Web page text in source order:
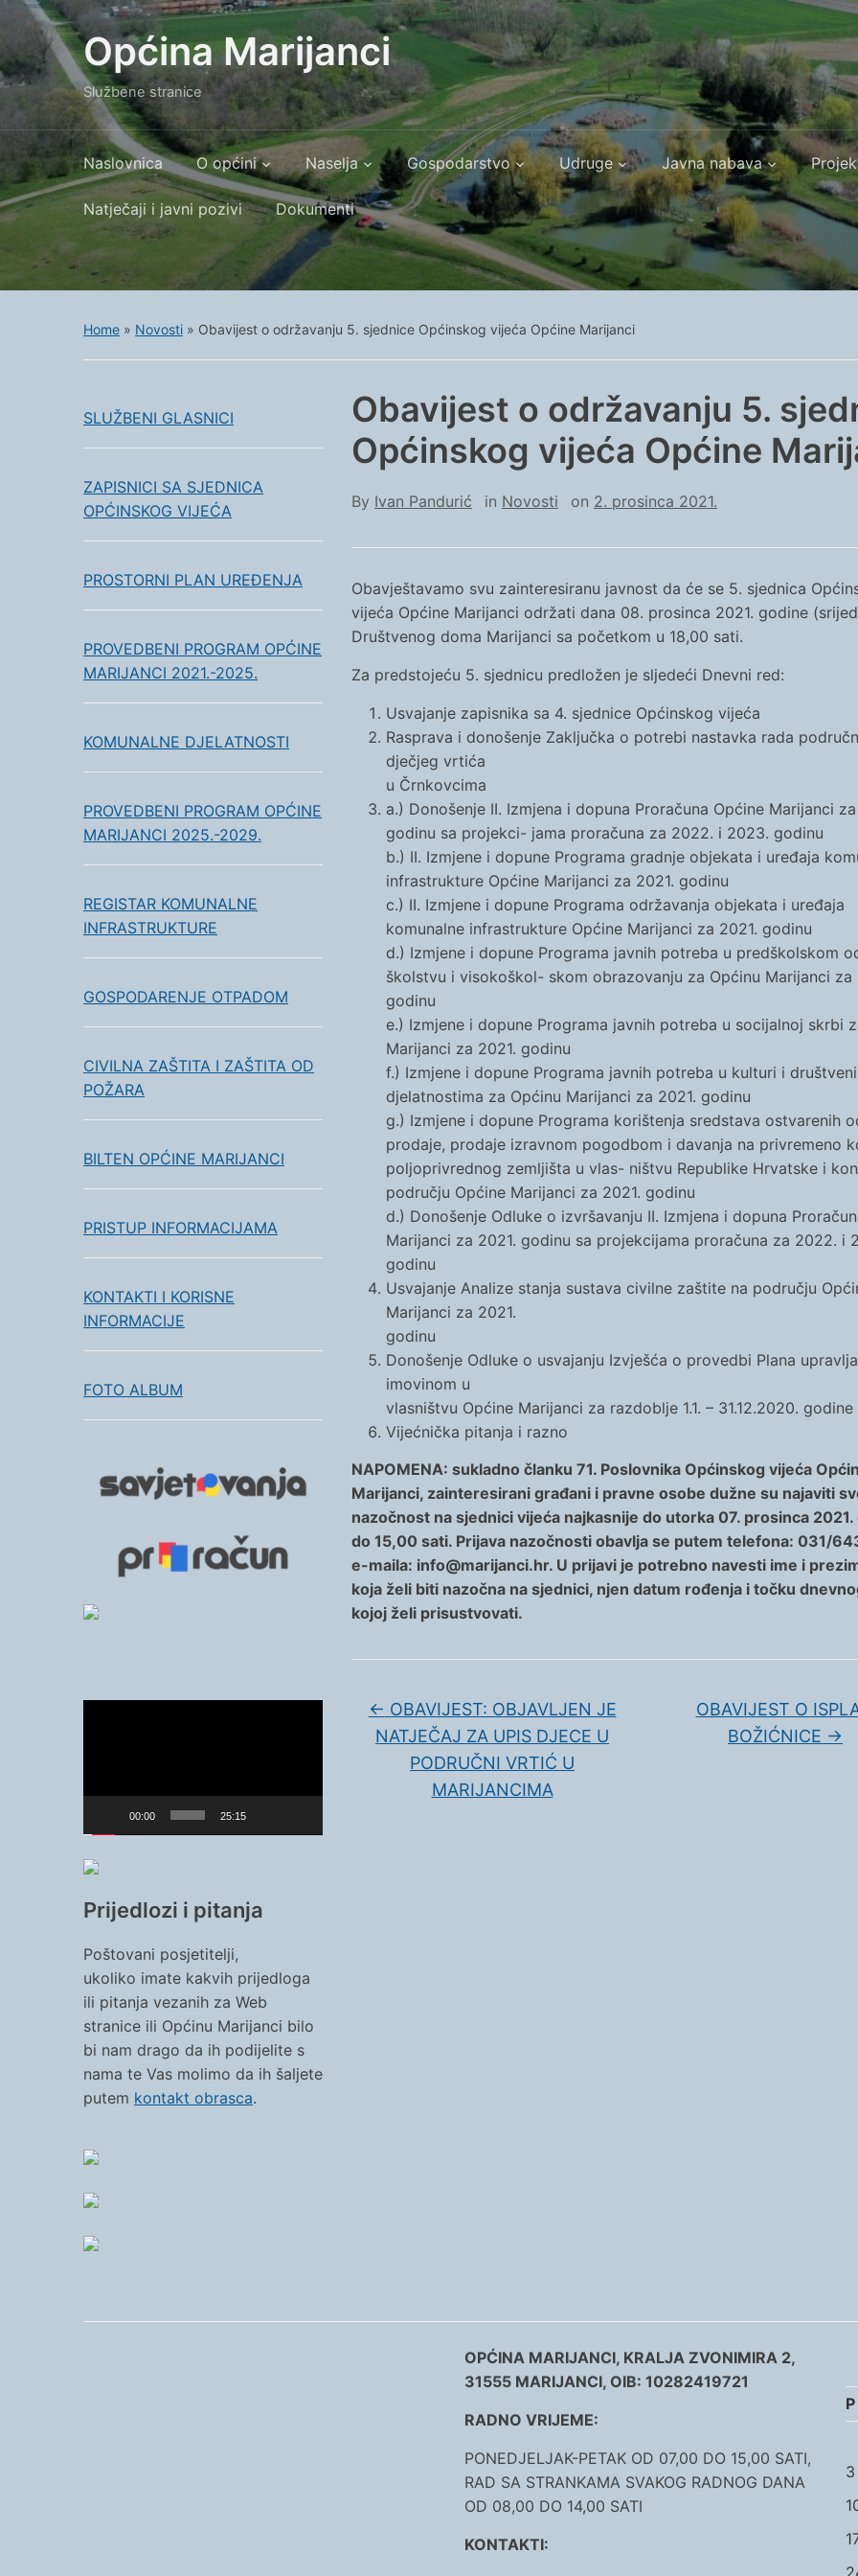
Općina Marijanci
Službene stranice
Naslovnica O općini Naselja Gospodarstvo Udruge Javna nabava
Natječaji i javni pozivi Dokumenti
Home » Novosti » Obavijest o održavanju 5. sjednice Općinskog vijeća Općine Marijanci
SLUŽBENI GLASNICI
ZAPISNICI SA SJEDNICA
OPĆINSKOG VIJEĆA
PROSTORNI PLAN UREĐENJA
PROVEDBENI PROGRAM OPĆINE
MARIJANCI 2021.-2025.
KOMUNALNE DJELATNOSTI
PROVEDBENI PROGRAM OPĆINE
MARIJANCI 2025.-2029.
REGISTAR KOMUNALNE
INFRASTRUKTURE
GOSPODARENJE OTPADOM
CIVILNA ZAŠTITA I ZAŠTITA OD
POŽARA
BILTEN OPĆINE MARIJANCI
PRISTUP INFORMACIJAMA
KONTAKTI I KORISNE
INFORMACIJE
FOTO ALBUM
00:00 25:15
Prijedlozi i pitanja
Poštovani posjetitelji,
ukoliko imate kakvih prijedloga
ili pitanja vezanih za Web
stranice ili Općinu Marijanci bilo
bi nam drago da ih podijelite s
nama te Vas molimo da ih šaljete
putem kontakt obrasca.
Obavijest o održavanju 5.
Općinskog vijeća Općine
By Ivan Pandurić in Novosti on 2. prosinca 2021.
Obavještavamo svu zainteresiranu javnost da će se 5. sjednica
vijeća Općine Marijanci održati dana 08. prosinca 2021. godine
Društvenog doma Marijanci sa početkom u 18,00 sati.
Za predstojeću 5. sjednicu predložen je sljedeći Dnevni red:
Usvajanje zapisnika sa 4. sjednice Općinskog vijeća
Rasprava i donošenje Zaključka o potrebi nastavka rada
dječjeg vrtića
u Črnkovcima
a.) Donošenje II. Izmjena i dopuna Proračuna Općine Marijanci za
godinu sa projekci- jama proračuna za 2022. i 2023. godinu
b.) II. Izmjene i dopune Programa gradnje objekata i uređaja
infrastrukture Općine Marijanci za 2021. godinu
c.) II. Izmjene i dopune Programa održavanja objekata i uređaja
komunalne infrastrukture Općine Marijanci za 2021. godinu
d.) Izmjene i dopune Programa javnih potreba u predškolskom
školstvu i visokoškol- skom obrazovanju za Općinu Marijanci za
godinu
e.) Izmjene i dopune Programa javnih potreba u socijalnoj skrbi
Marijanci za 2021. godinu
f.) Izmjene i dopune Programa javnih potreba u kulturi i
djelatnostima za Općinu Marijanci za 2021. godinu
g.) Izmjene i dopune Programa korištenja sredstava ostvarenih
prodaje, prodaje izravnom pogodbom i davanja na privremeno
poljoprivrednog zemljišta u vlas- ništvu Republike Hrvatske i
području Općine Marijanci za 2021. godinu
d.) Donošenje Odluke o izvršavanju II. Izmjena i dopuna
Marijanci za 2021. godinu sa projekcijama proračuna za 2022. i
godinu
Usvajanje Analize stanja sustava civilne zaštite na području
Marijanci za 2021.
godinu
Donošenje Odluke o usvajanju Izvješća o provedbi Plana
imovinom u
vlasništvu Općine Marijanci za razdoblje 1.1. – 31.12.2020. godine
Vijećnička pitanja i razno
NAPOMENA: sukladno članku 71. Poslovnika Općinskog vijeća
Marijanci, zainteresirani građani i pravne osobe dužne su najaviti
nazočnost na sjednici vijeća najkasnije do utorka 07. prosinca 2021.
do 15,00 sati. Prijava nazočnosti obavlja se putem telefona: 031/
e-maila: info@marijanci.hr. U prijavi je potrebno navesti ime i
koja želi biti nazočna na sjednici, njen datum rođenja i točku
kojoj želi prisustvovati.
← OBAVIJEST: OBJAVLJEN JE
NATJEČAJ ZA UPIS DJECE U
PODRUČNI VRTIĆ U
MARIJANCIMA
OBAVIJEST O
BOŽIĆNICE →
OPĆINA MARIJANCI, KRALJA ZVONIMIRA 2,
31555 MARIJANCI, OIB: 10282419721
RADNO VRIJEME:
PONEDJELJAK-PETAK OD 07,00 DO 15,00 SATI,
RAD SA STRANKAMA SVAKOG RADNOG DANA
OD 08,00 DO 14,00 SATI
KONTAKTI:
P
3